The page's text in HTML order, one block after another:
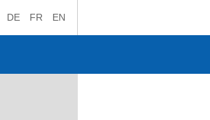
DE FR EN